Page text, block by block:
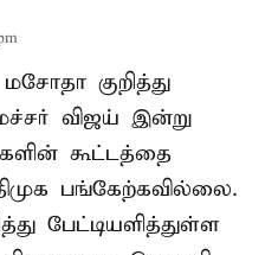
குறித்து
விஜய் இன்று
கூட்டத்தை
பங்கேற்கவில்லை.
பேட்டியளித்துள்ள